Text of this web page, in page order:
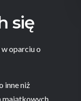
się
oparciu o
inne niż
majątkowych